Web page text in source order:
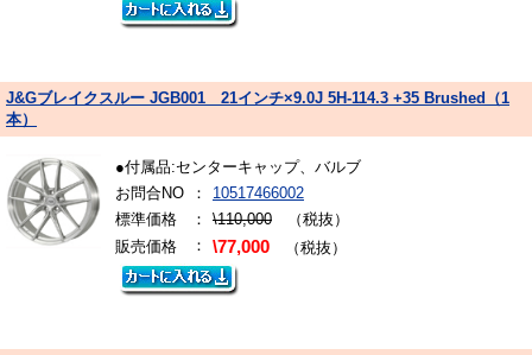
J&Gブレイクスルー JGB001 21インチ×9.0J 5H-114.3 +35 Brushed（1
本）
●付属品:センターキャップ、バルブ
お問合NO
：
10517466002
標準価格
： \110,000 （税抜）
販売価格
： \77,000 （税抜）